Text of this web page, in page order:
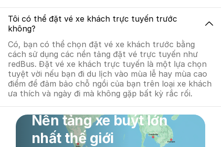
Tôi có thể đặt vé xe khách trực tuyến trước
không?
Có, bạn có thể chọn đặt vé xe khách trước bằng
cách sử dụng các nền tảng đặt vé trực tuyến như
redBus. Đặt vé xe khách trực tuyến là một lựa chọn
tuyệt vời nếu bạn đi du lịch vào mùa lễ hay mùa cao
điểm để đảm bảo chỗ ngồi của bạn trên loại xe khách
ưa thích và ngày đi mà không gặp bất kỳ rắc rối.
Nền tảng xe buýt lớn
nhất thế giới